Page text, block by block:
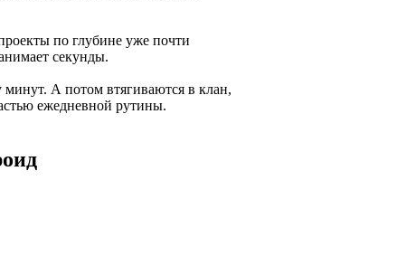
по глубине уже почти
секунды.
А потом втягиваются в клан,
ежедневной рутины.